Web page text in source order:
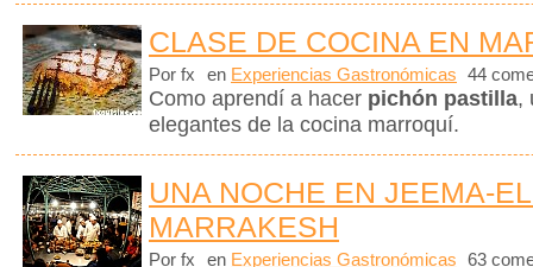
CLASE DE COCINA EN
Por fx en Experiencias Gastronómicas 44
Como aprendí a hacer pichón pastilla,
elegantes de la cocina marroquí.
UNA NOCHE EN JEEMA-
MARRAKESH
Por fx en Experiencias Gastronómicas 63